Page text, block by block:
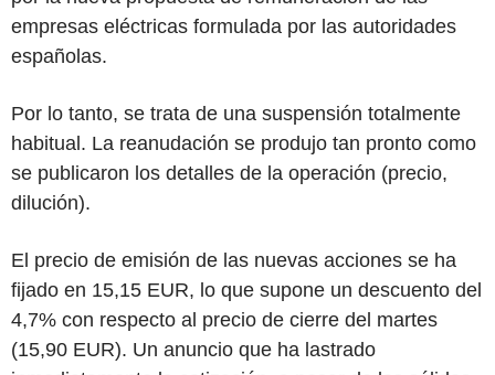
empresas eléctricas formulada por las autoridades
españolas.
Por lo tanto, se trata de una suspensión totalmente
habitual. La reanudación se produjo tan pronto como
se publicaron los detalles de la operación (precio,
dilución).
El precio de emisión de las nuevas acciones se ha
fijado en 15,15 EUR, lo que supone un descuento del
4,7% con respecto al precio de cierre del martes
(15,90 EUR). Un anuncio que ha lastrado